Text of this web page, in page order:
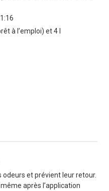
à l’emploi) et 4 l
odeurs et prévient leur retour.
après l’application